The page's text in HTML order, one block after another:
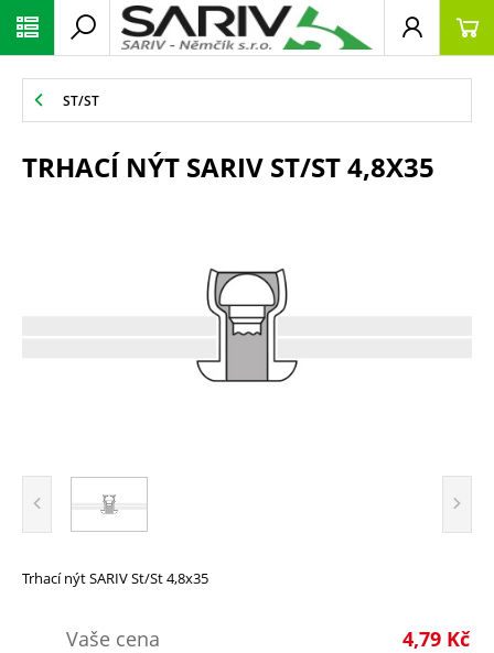
ST/ST
TRHACÍ NÝT SARIV ST/ST 4,8X35
Trhací nýt SARIV St/St 4,8x35
Vaše cena 4,79 Kč